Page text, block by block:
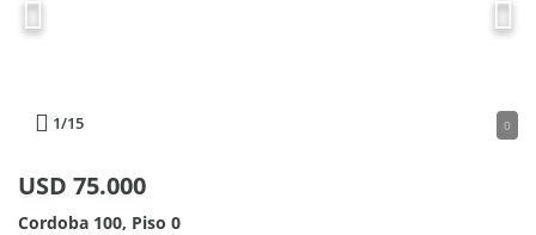
1/15 0
USD 75.000
Cordoba 100, Piso 0